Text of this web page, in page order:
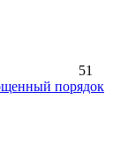
51
порядок